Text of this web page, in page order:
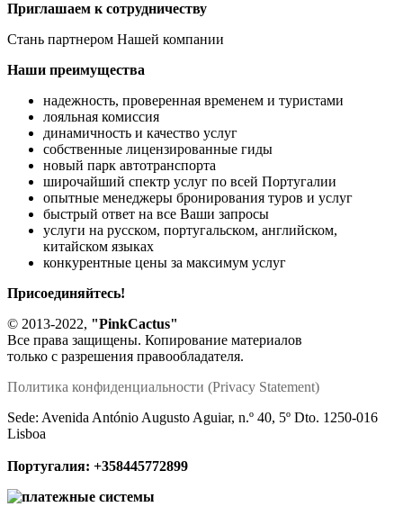
Приглашаем к сотрудничеству
Стань партнером Нашей компании
Наши преимущества
надежность, проверенная временем и туристами
лояльная комиссия
динамичность и качество услуг
собственные лицензированные гиды
новый парк автотранспорта
широчайший спектр услуг по всей Португалии
опытные менеджеры бронирования туров и услуг
быстрый ответ на все Ваши запросы
услуги на русском, португальском, английском,
китайском языках
конкурентные цены за максимум услуг
Присоединяйтесь!
© 2013-2022, "PinkCactus"
Все права защищены. Копирование материалов
только с разрешения правообладателя.
Политика конфиденциальности (Privacy Statement)
Sede: Avenida António Augusto Aguiar, n.º 40, 5º Dto. 1250-016
Lisboa
Португалия: +358445772899